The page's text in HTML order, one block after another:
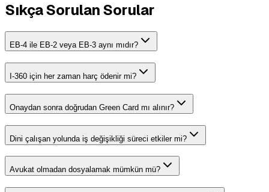
Sıkça Sorulan Sorular
EB-4 ile EB-2 veya EB-3 aynı mıdır?
I-360 için her zaman harç ödenir mi?
Onaydan sonra doğrudan Green Card mı alınır?
Dini çalışan yolunda iş değişikliği süreci etkiler mi?
Avukat olmadan dosyalamak mümkün mü?